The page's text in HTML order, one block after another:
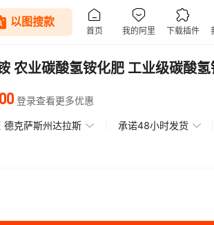
农业碳酸氢铵化肥 工业级碳酸
00 登录查看更多优惠
德克萨斯州达拉斯 承诺48小时发货